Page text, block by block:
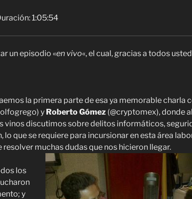
1:05:54
un episodio «en vivo«, el cual, gracias a todos
la primera parte de esa ya memorable charla
y Roberto Gómez (@cryptomex), donde
vinos discutimos sobre delitos informáticos,
lo que se requiere para incursionar en esta área
muchas dudas que nos hicieron llegar.
los
y